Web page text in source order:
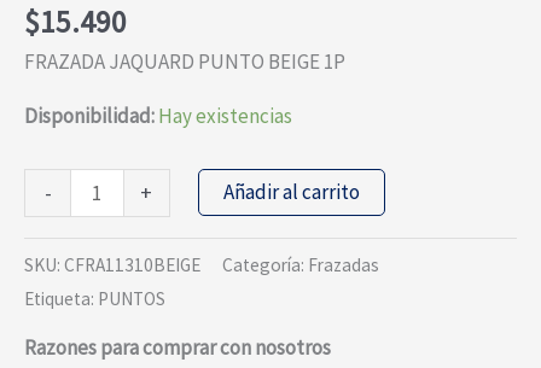
$15.490
FRAZADA JAQUARD PUNTO BEIGE 1P
Disponibilidad:Hay existencias
-
FRAZADA
JAQUARD
PUNTO
BEIGE
cantidad
+ Añadir al carrito
SKU: CFRA11310BEIGE Categoría: Frazadas
Etiqueta: PUNTOS
Razones para comprar con nosotros